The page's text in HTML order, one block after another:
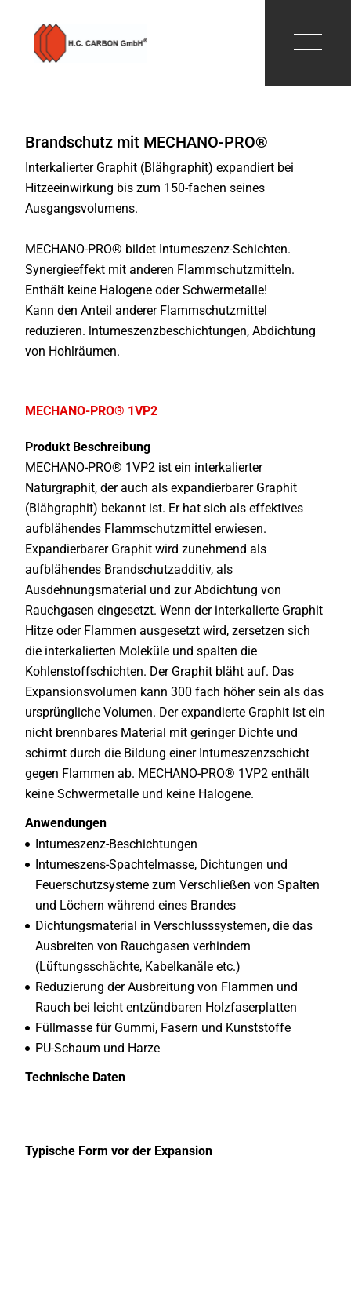
Brandschutz mit MECHANO-PRO®
Interkalierter Graphit (Blähgraphit) expandiert bei
Hitzeeinwirkung bis zum 150-fachen seines
Ausgangsvolumens.
MECHANO-PRO® bildet Intumeszenz-Schichten.
Synergieeffekt mit anderen Flammschutzmitteln.
Enthält keine Halogene oder Schwermetalle!
Kann den Anteil anderer Flammschutzmittel
reduzieren. lntumeszenzbeschichtungen, Abdichtung
von Hohlräumen.
MECHANO-PRO® 1VP2
Produkt Beschreibung
MECHANO-PRO® 1VP2 ist ein interkalierter
Naturgraphit, der auch als expandierbarer Graphit
(Blähgraphit) bekannt ist. Er hat sich als effektives
aufblähendes Flammschutzmittel erwiesen.
Expandierbarer Graphit wird zunehmend als
aufblähendes Brandschutzadditiv, als
Ausdehnungsmaterial und zur Abdichtung von
Rauchgasen eingesetzt. Wenn der interkalierte Graphit
Hitze oder Flammen ausgesetzt wird, zersetzen sich
die interkalierten Moleküle und spalten die
Kohlenstoffschichten. Der Graphit bläht auf. Das
Expansionsvolumen kann 300 fach höher sein als das
ursprüngliche Volumen. Der expandierte Graphit ist ein
nicht brennbares Material mit geringer Dichte und
schirmt durch die Bildung einer Intumeszenzschicht
gegen Flammen ab. MECHANO-PRO® 1VP2 enthält
keine Schwermetalle und keine Halogene.
Anwendungen
Intumeszenz-Beschichtungen
Intumeszens-Spachtelmasse, Dichtungen und
Feuerschutzsysteme zum Verschließen von Spalten
und Löchern während eines Brandes
Dichtungsmaterial in Verschlusssystemen, die das
Ausbreiten von Rauchgasen verhindern
(Lüftungsschächte, Kabelkanäle etc.)
Reduzierung der Ausbreitung von Flammen und
Rauch bei leicht entzündbaren Holzfaserplatten
Füllmasse für Gummi, Fasern und Kunststoffe
PU-Schaum und Harze
Technische Daten
Typische Form vor der Expansion